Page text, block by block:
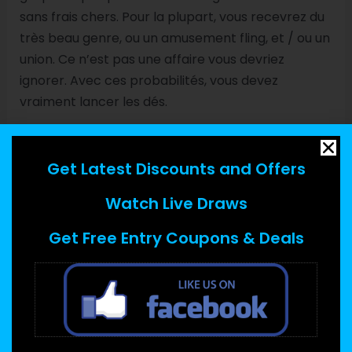
sans frais chers. Pour la plupart, vous recevrez du
très beau genre, ou un amusement fling, et / ou un
union. Ce n’est pas une affaire vous devriez
ignorer. Avec ces probabilités, vous devez
vraiment lancer les dés.
Laissez-moi vous dire à propos de un rendez-vous
I once. Cela avait été le pire date en fait. Elle avait
moi-même au porte de ce bar dans lequel nous
étions satisfaisant comme je étais sortir. La
femme fantastique justification? Elle par
inadvertance est tombée. Après avoir plaidé avec
moi jamais aller, I catch around. Ce n’était pas
bénéfique. La discussion était en fait
embarrassante et argumentative, et là n’était en
Get Latest Discounts and Offers
Watch Live Draws
Get Free Entry Coupons & Deals